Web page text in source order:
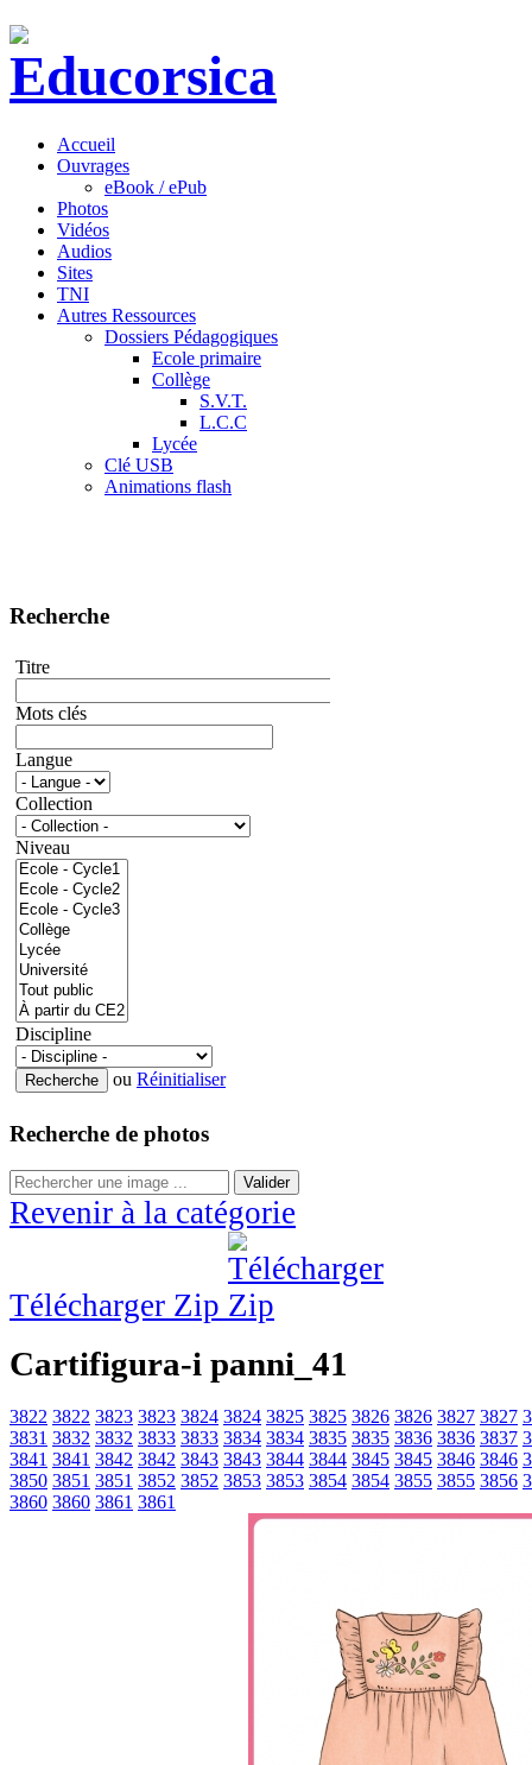
Accueil
Ouvrages
eBook / ePub
Photos
Vidéos
Audios
Sites
TNI
Autres Ressources
Dossiers Pédagogiques
Ecole primaire
Collège
S.V.T.
L.C.C
Lycée
Clé USB
Animations flash
Recherche
Titre
Mots clés
Langue
Collection
Niveau
Discipline
ou Réinitialiser
Recherche de photos
Valider
Revenir à la catégorie
Télécharger Zip
Cartifigura-i panni_41
3822 3822 3823 3823 3824 3824 3825 3825 3826 3826 3827 3827
3831 3832 3832 3833 3833 3834 3834 3835 3835 3836 3836 3837
3841 3841 3842 3842 3843 3843 3844 3844 3845 3845 3846 3846
3850 3851 3851 3852 3852 3853 3853 3854 3854 3855 3855 3856
3860 3860 3861 3861